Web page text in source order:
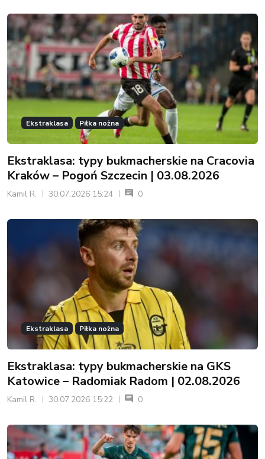
Ekstraklasa Piłka nożna
Ekstraklasa: typy bukmacherskie na Cracovia
Kraków – Pogoń Szczecin | 03.08.2026
Kamil R. 30.07.2026 15:24 0
Ekstraklasa Piłka nożna
Ekstraklasa: typy bukmacherskie na GKS
Katowice – Radomiak Radom | 02.08.2026
Kamil R. 30.07.2026 15:22 0